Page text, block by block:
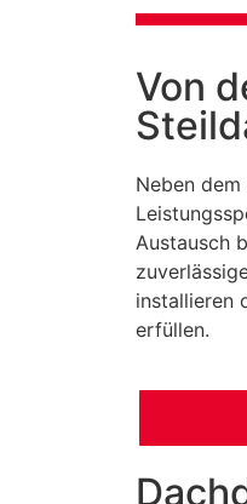
Von
Neben
Austausch
installieren
erfüllen.